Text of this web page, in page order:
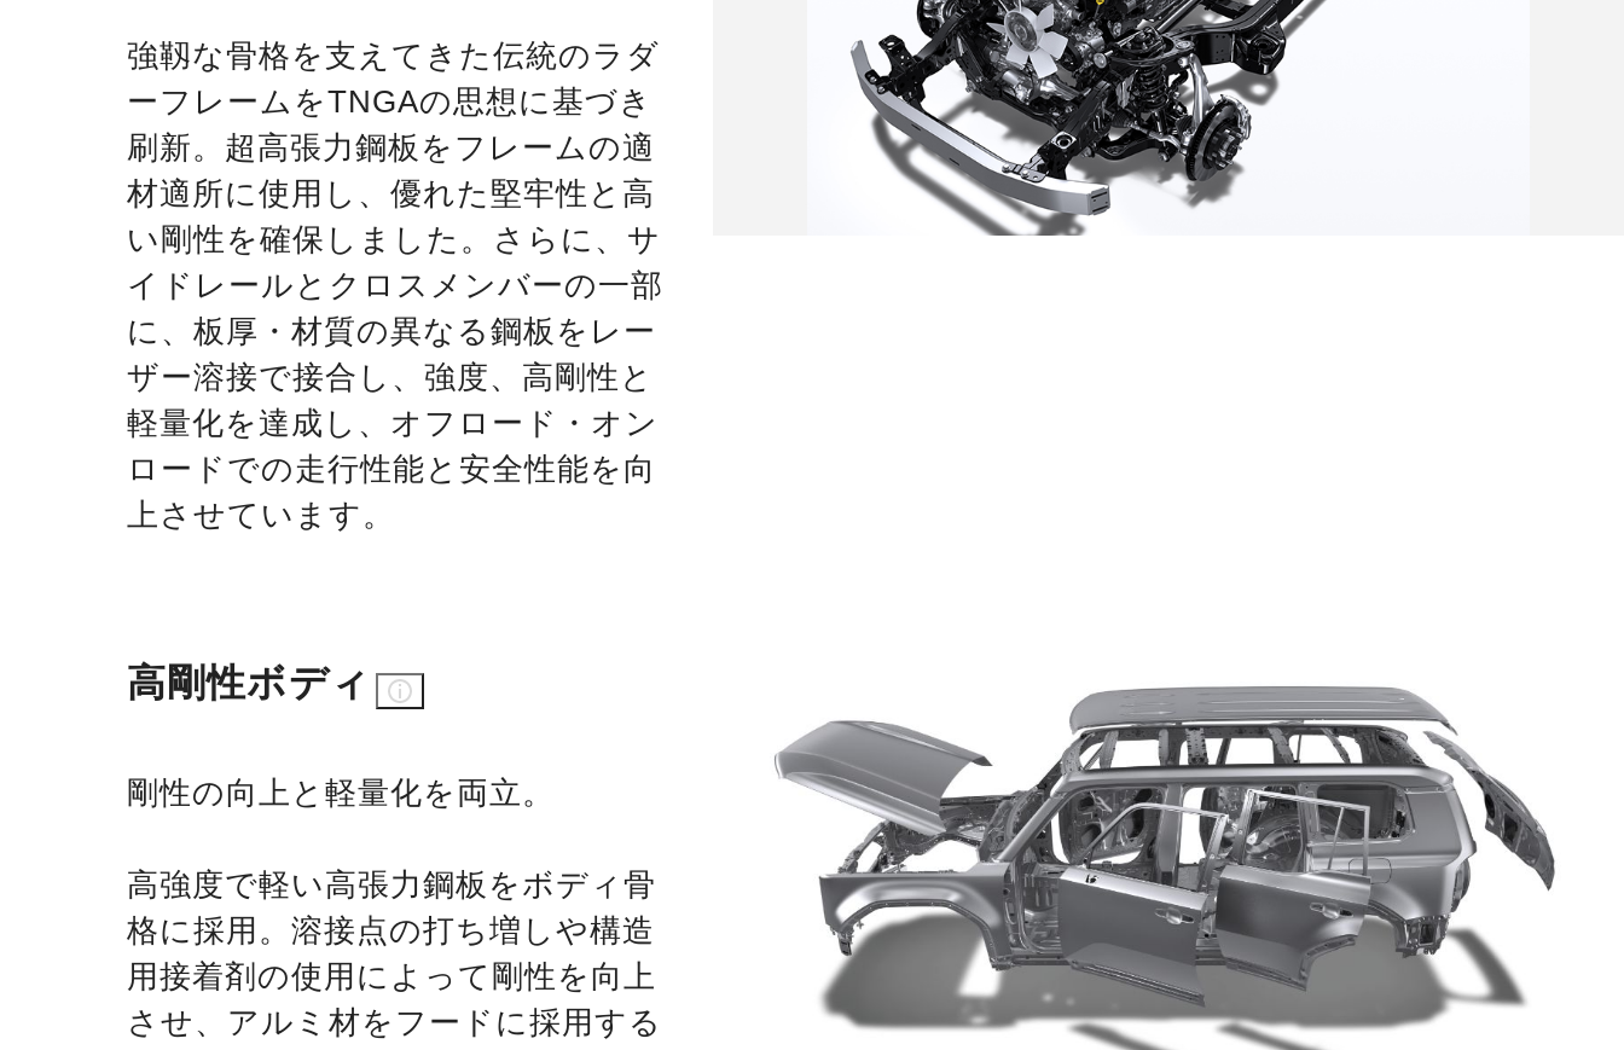
強靱な骨格を支えてきた伝統のラダ
ーフレームをTNGAの思想に基づき
刷新。超高張力鋼板をフレームの適
材適所に使用し、優れた堅牢性と高
い剛性を確保しました。さらに、サ
イドレールとクロスメンバーの一部
に、板厚・材質の異なる鋼板をレー
ザー溶接で接合し、強度、高剛性と
軽量化を達成し、オフロード・オン
ロードでの走行性能と安全性能を向
上させています。
高剛性ボディ
剛性の向上と軽量化を両立。
高強度で軽い高張力鋼板をボディ骨
格に採用。溶接点の打ち増しや構造
用接着剤の使用によって剛性を向上
させ、アルミ材をフードに採用する